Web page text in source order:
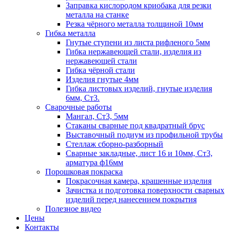
Заправка кислородом криобака для резки
металла на станке
Резка чёрного металла толщиной 10мм
Гибка металла
Гнутые ступени из листа рифленого 5мм
Гибка нержавеющей стали, изделия из
нержавеющей стали
Гибка чёрной стали
Изделия гнутые 4мм
Гибка листовых изделий, гнутые изделия
6мм, Ст3.
Сварочные работы
Мангал, Ст3, 5мм
Стаканы сварные под квадратный брус
Выставочный подиум из профильной трубы
Стеллаж сборно-разборный
Сварные закладные, лист 16 и 10мм, Ст3,
арматура ф16мм
Порошковая покраска
Покрасочная камера, крашенные изделия
Зачистка и подготовка поверхности сварных
изделий перед нанесением покрытия
Полезное видео
Цены
Контакты